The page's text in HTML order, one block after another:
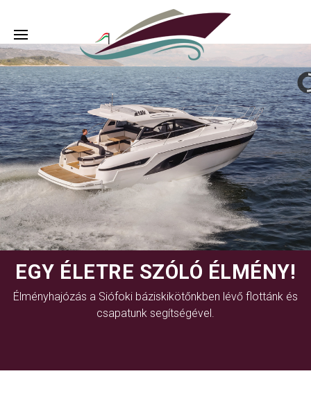
EGY ÉLETRE SZÓLÓ ÉLMÉNY!
Élményhajózás a Siófoki báziskikötőnkben lévő flottánk és
csapatunk segítségével.